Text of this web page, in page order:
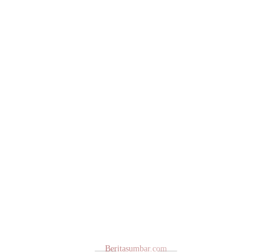
Beritasumbar.com